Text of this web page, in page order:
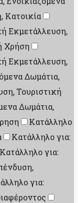
Κατοικία
Εκμετάλλευση,
Χρήση
Εκμετάλλευση,
Δωμάτια,
Τουριστική
Δωμάτια,
Κατάλληλο
Κατάλληλο για:
Κατάλληλο για:
για: